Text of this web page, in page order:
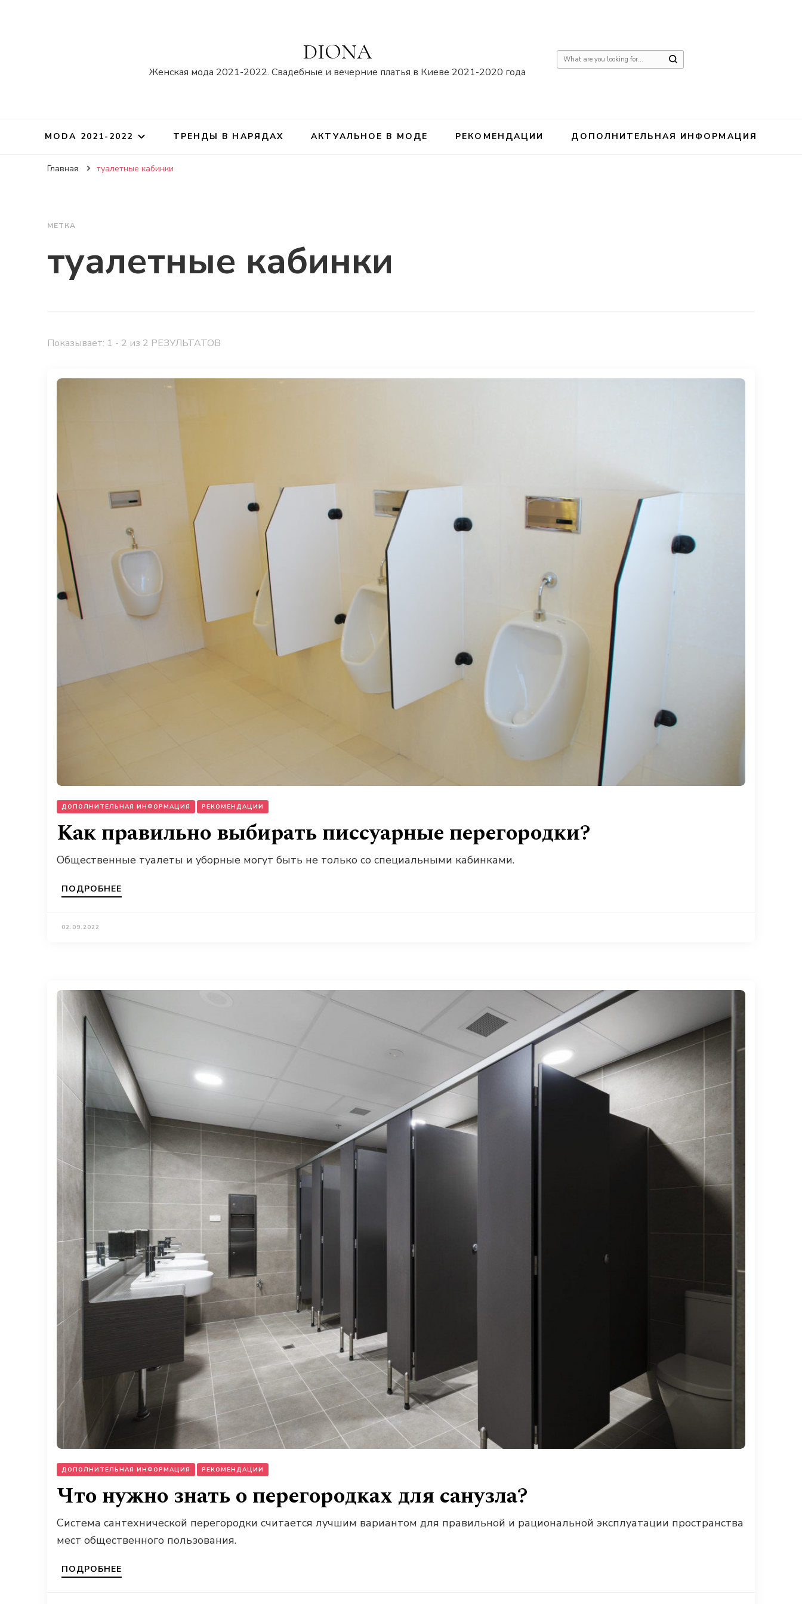
DIONA
Женская мода 2021-2022. Свадебные и вечерние платья в Киеве 2021-2020 года
Ищите
MODA 2021-2022 ТРЕНДЫ В НАРЯДАХ АКТУАЛЬНОЕ В МОДЕ РЕКОМЕНДАЦИИ ДОПОЛНИТЕЛЬНАЯ ИНФОРМАЦИЯ
Главная туалетные кабинки
МЕТКА
туалетные кабинки
Показывает: 1 - 2 из 2 РЕЗУЛЬТАТОВ
ДОПОЛНИТЕЛЬНАЯ ИНФОРМАЦИЯ РЕКОМЕНДАЦИИ
Как правильно выбирать писсуарные перегородки?
Общественные туалеты и уборные могут быть не только со специальными кабинками.
ПОДРОБНЕЕ
02.09.2022
ДОПОЛНИТЕЛЬНАЯ ИНФОРМАЦИЯ РЕКОМЕНДАЦИИ
Что нужно знать о перегородках для санузла?
Система сантехнической перегородки считается лучшим вариантом для правильной и рациональной эксплуатации пространства
мест общественного пользования.
ПОДРОБНЕЕ